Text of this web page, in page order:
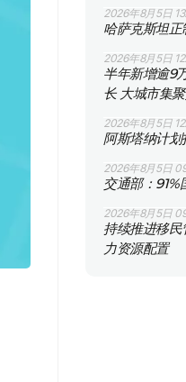
2026年8月5日
哈萨克斯坦
2026年8月5日
半年新增逾9
长 大城市集
2026年8月5日
阿斯塔纳计
2026年8月5日
交通部：
2026年8月5日
持续推进移
力资源配置